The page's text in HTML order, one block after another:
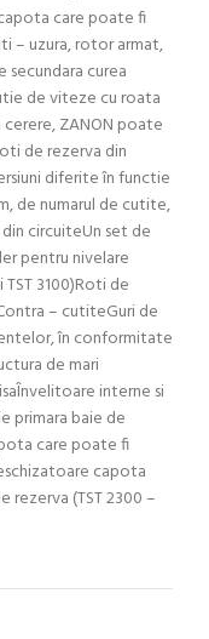
care poate fi
– uzura, rotor armat,
secundara curea
de viteze cu roata
ZANON poate
de rezerva din
diferite în functie
de numarul de cutite,
circuiteUn set de
pentru nivelare
3100)Roti de
– cutiteGuri de
în conformitate
de mari
interne si
primara baie de
care poate fi
capota
rezerva (TST 2300 –